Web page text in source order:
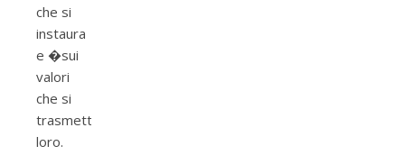
che si
instaura
e �sui
valori
che si
trasmette
loro.